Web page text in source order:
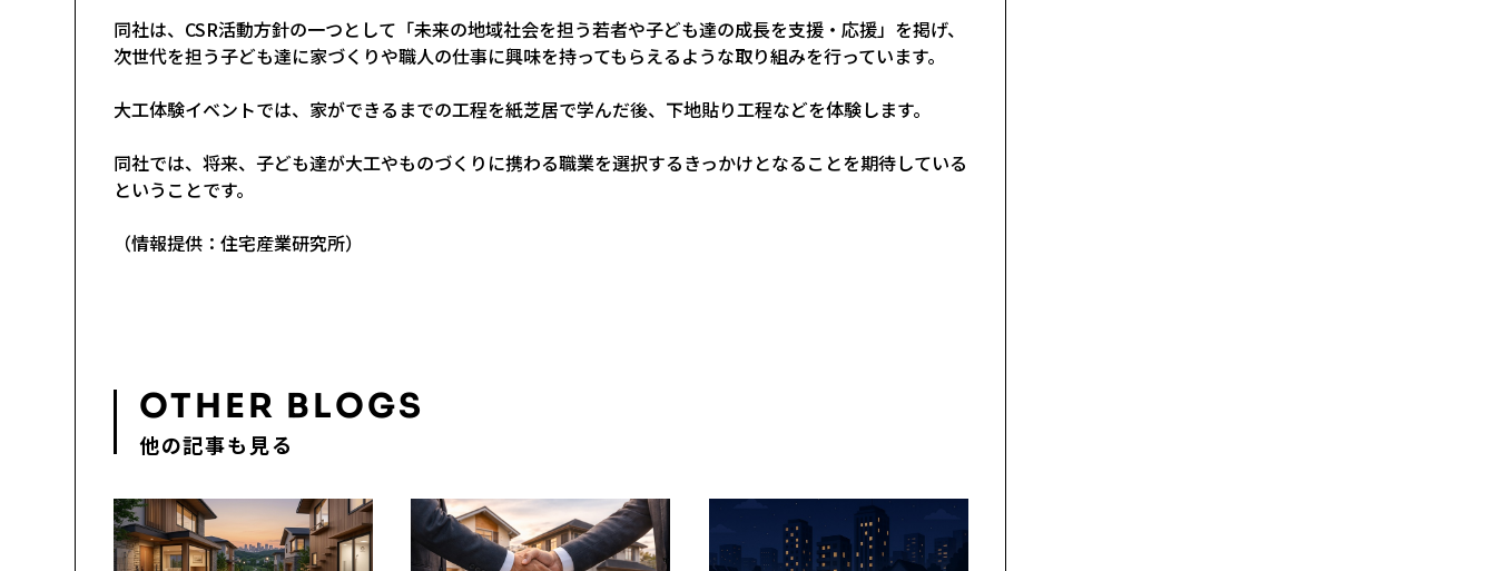
同社は、CSR活動方針の一つとして「未来の地域社会を担う若者や子ども達の成長を支援・応援」を掲げ、
次世代を担う子ども達に家づくりや職人の仕事に興味を持ってもらえるような取り組みを行っています。
大工体験イベントでは、家ができるまでの工程を紙芝居で学んだ後、下地貼り工程などを体験します。
同社では、将来、子ども達が大工やものづくりに携わる職業を選択するきっかけとなることを期待している
ということです。
（情報提供：住宅産業研究所）
OTHER BLOGS
他の記事も見る